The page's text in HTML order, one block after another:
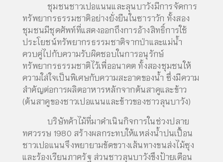
ชุมชนชาวเปอแนนและลุนบาวังมีการจัดการ
ทรัพยากรธรรมชาติอย่างยั่งยืนในซาราวัก ทั้งสอง
ชุมชนมีชุดศัพท์ที่แสดงออกถึงการอ้างสิทธิ์การใช้
ประโยชน์ทรัพยากรธรรมชาติจากป่าและแม่น้ำ
ควบคู่ไปกับความรับผิดชอบในการอนุรักษ์
ทรัพยากรธรรมชาติไว้เพื่ออนาคต ทั้งสองชุมชนให้
ความใส่ใจเป็นพิเศษกับความสะอาดของน้ำ ซึ่งมีความ
สำคัญต่อการผลิตอาหารหลักจากต้นสาคูและข้าว
(ต้นสาคูของชาวเปอแนนและข้าวของชาวลุนบาวัง)
บริษัทค้าไม้ที่มาดำเนินกิจการในช่วงปลาย
ทศวรรษ 1980 สร้างผลกระทบให้แหล่งน้ำปนเปื้อน
ชาวเปอแนนจึงพยายามขัดขวางเส้นทางขนส่งไม้ซุง
และร้องเรียนภาครัฐ ส่วนชาวลุนบาวังขึงป้ายเตือน